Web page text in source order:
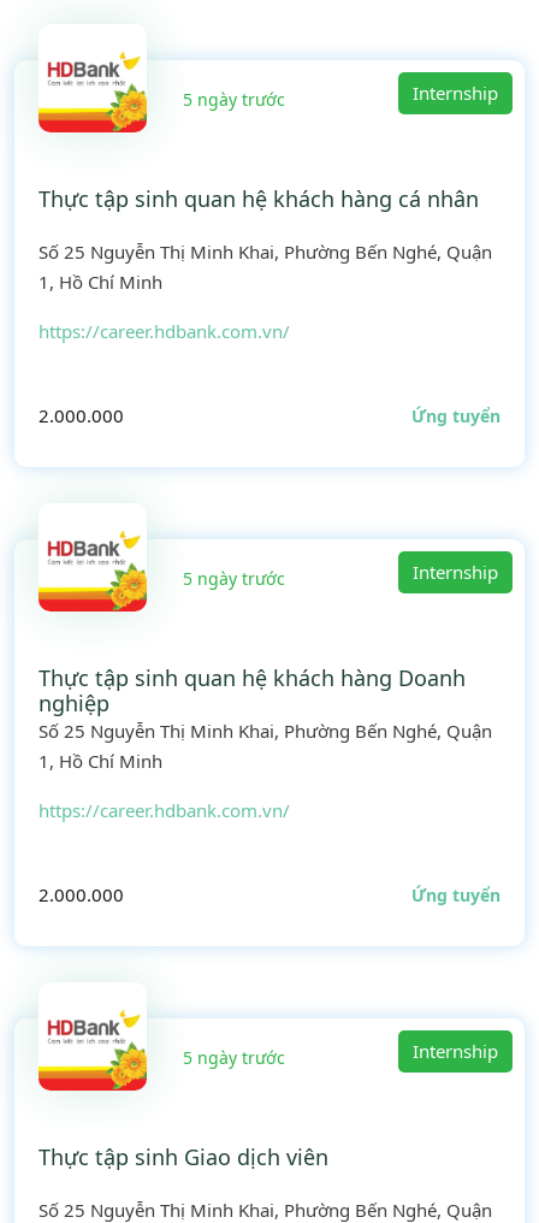
5 ngày trước Internship
Thực tập sinh quan hệ khách hàng cá nhân
Số 25 Nguyễn Thị Minh Khai, Phường Bến Nghé, Quận
1, Hồ Chí Minh
https://career.hdbank.com.vn/
2.000.000 Ứng tuyển
5 ngày trước Internship
Thực tập sinh quan hệ khách hàng Doanh
nghiệp
Số 25 Nguyễn Thị Minh Khai, Phường Bến Nghé, Quận
1, Hồ Chí Minh
https://career.hdbank.com.vn/
2.000.000 Ứng tuyển
5 ngày trước Internship
Thực tập sinh Giao dịch viên
Số 25 Nguyễn Thị Minh Khai, Phường Bến Nghé, Quận